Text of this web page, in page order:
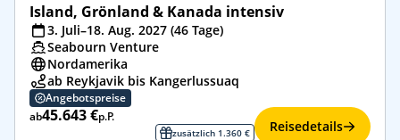
Island, Grönland & Kanada intensiv
3. Juli–18. Aug. 2027 (46 Tage)
Seabourn Venture
Nordamerika
ab Reykjavik bis Kangerlussuaq
Angebotspreise
ab45.643 €p.P.
zusätzlich 1.360 € Reisedetails